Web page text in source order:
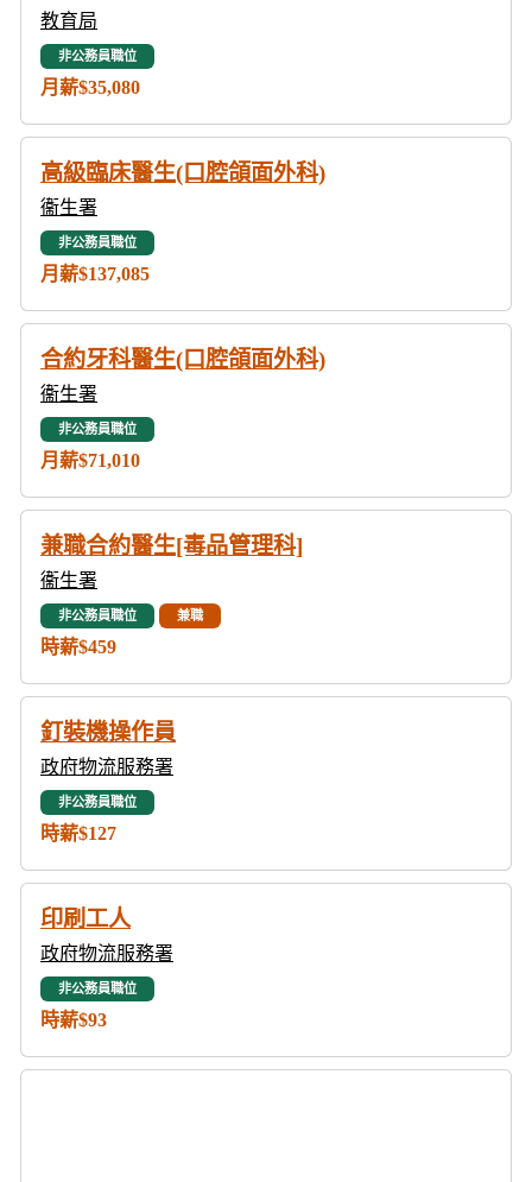
教育局
非公務員職位
月薪$35,080
高級臨床醫生(口腔頜面外科)
衞生署
非公務員職位
月薪$137,085
合約牙科醫生(口腔頜面外科)
衞生署
非公務員職位
月薪$71,010
兼職合約醫生[毒品管理科]
衞生署
非公務員職位 兼職
時薪$459
釘裝機操作員
政府物流服務署
非公務員職位
時薪$127
印刷工人
政府物流服務署
非公務員職位
時薪$93